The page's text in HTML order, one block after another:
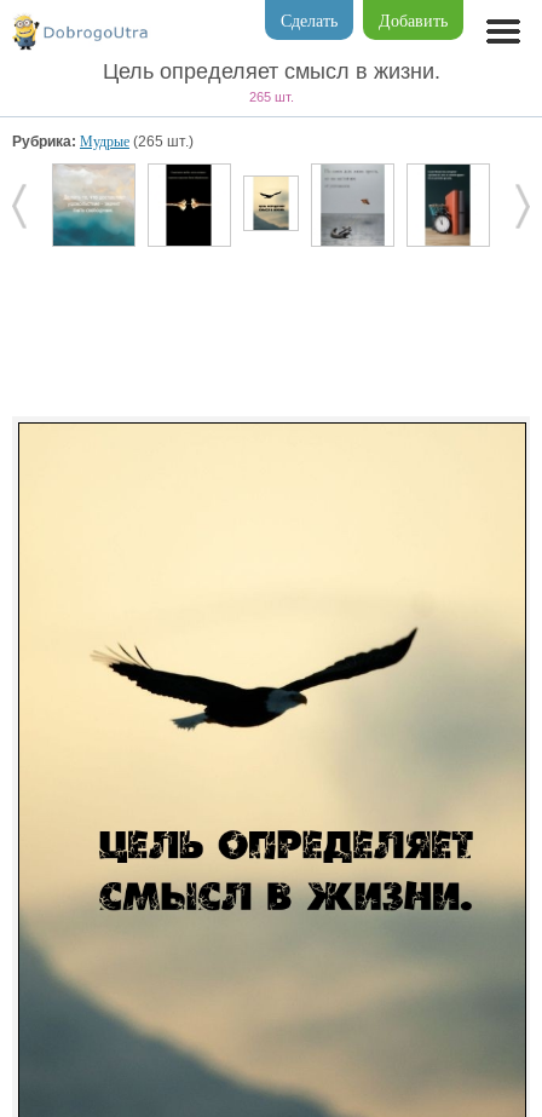
Добавить
Сделать
Цель определяет смысл в жизни.
265 шт.
Рубрика: Мудрые (265 шт.)